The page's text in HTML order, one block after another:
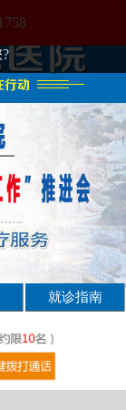
就诊指南